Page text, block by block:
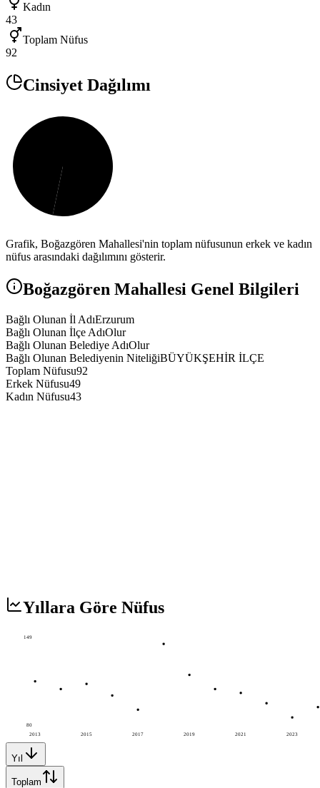
Kadın
43
Toplam Nüfus
92
Cinsiyet Dağılımı
Grafik, Boğazgören Mahallesi'nin toplam nüfusunun erkek ve kadın
nüfus arasındaki dağılımını gösterir.
Boğazgören Mahallesi Genel Bilgileri
Bağlı Olunan İl AdıErzurum
Bağlı Olunan İlçe AdıOlur
Bağlı Olunan Belediye AdıOlur
Bağlı Olunan Belediyenin NiteliğiBÜYÜKŞEHİR İLÇE
Toplam Nüfusu92
Erkek Nüfusu49
Kadın Nüfusu43
Yıllara Göre Nüfus
2013 2015 2017 2019 2021 2023
149
80
Yıl
Toplam